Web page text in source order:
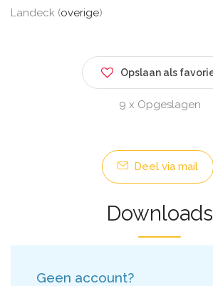
Landeck (overige)
Opslaan als
9 x Opgeslagen
Deel via mail
Downloads
Geen account?